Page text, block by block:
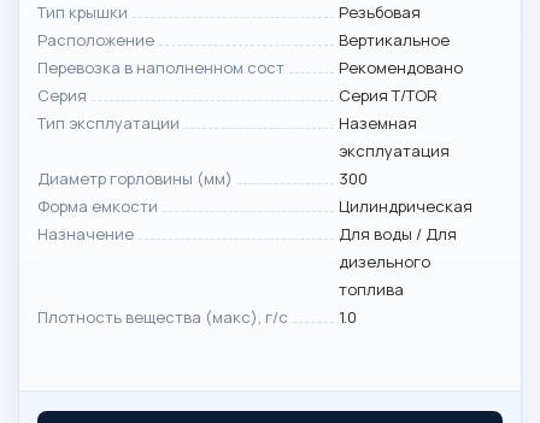
Тип крышки
Резьбовая
Расположение
Вертикальное
Перевозка в наполненном сост
Рекомендовано
Серия
Серия T/TOR
Тип эксплуатации
Наземная
эксплуатация
Диаметр горловины (мм)
300
Форма емкости
Цилиндрическая
Назначение
Для воды / Для
дизельного
топлива
Плотность вещества (макс), г/с
1.0